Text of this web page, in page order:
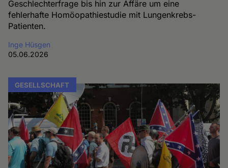
Geschlechterfrage bis hin zur Affäre um eine
fehlerhafte Homöopathiestudie mit Lungenkrebs-
Patienten.
Inge Hüsgen
05.06.2026
GESELLSCHAFT